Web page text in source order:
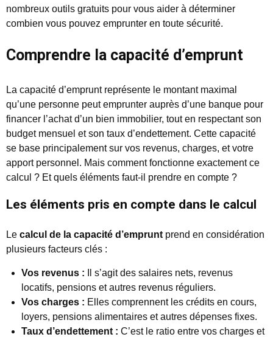
nombreux outils gratuits pour vous aider à déterminer
combien vous pouvez emprunter en toute sécurité.
Comprendre la capacité d’emprunt
La capacité d’emprunt représente le montant maximal
qu’une personne peut emprunter auprès d’une banque pour
financer l’achat d’un bien immobilier, tout en respectant son
budget mensuel et son taux d’endettement. Cette capacité
se base principalement sur vos revenus, charges, et votre
apport personnel. Mais comment fonctionne exactement ce
calcul ? Et quels éléments faut-il prendre en compte ?
Les éléments pris en compte dans le calcul
Le calcul de la capacité d’emprunt prend en considération
plusieurs facteurs clés :
Vos revenus : Il s’agit des salaires nets, revenus
locatifs, pensions et autres revenus réguliers.
Vos charges : Elles comprennent les crédits en cours,
loyers, pensions alimentaires et autres dépenses fixes.
Taux d’endettement : C’est le ratio entre vos charges et